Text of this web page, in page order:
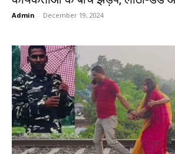
Admin - December 19, 2024